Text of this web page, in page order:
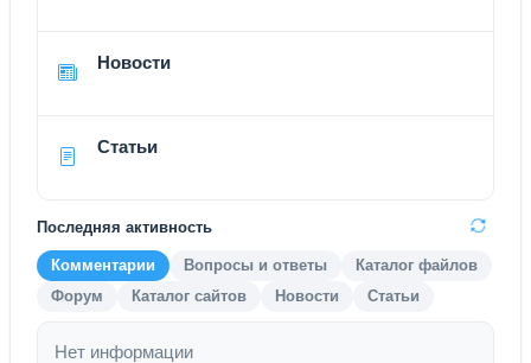
Новости
Статьи
Последняя активность
Комментарии Вопросы и ответы
Каталог файлов
Форум
Каталог сайтов Новости Статьи
Нет информации